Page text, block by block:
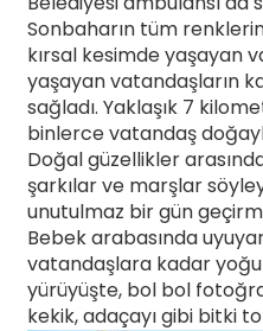
Sonbaharın tüm
kırsal kesimde yaşayan
yaşayan vatandaşların
sağladı. Yaklaşık 7
binlerce vatandaş
Doğal güzellikler
şarkılar ve marşlar
unutulmaz bir gün
Bebek arabasında
vatandaşlara kadar
yürüyüşte, bol bol
kekik, adaçayı gibi bitki